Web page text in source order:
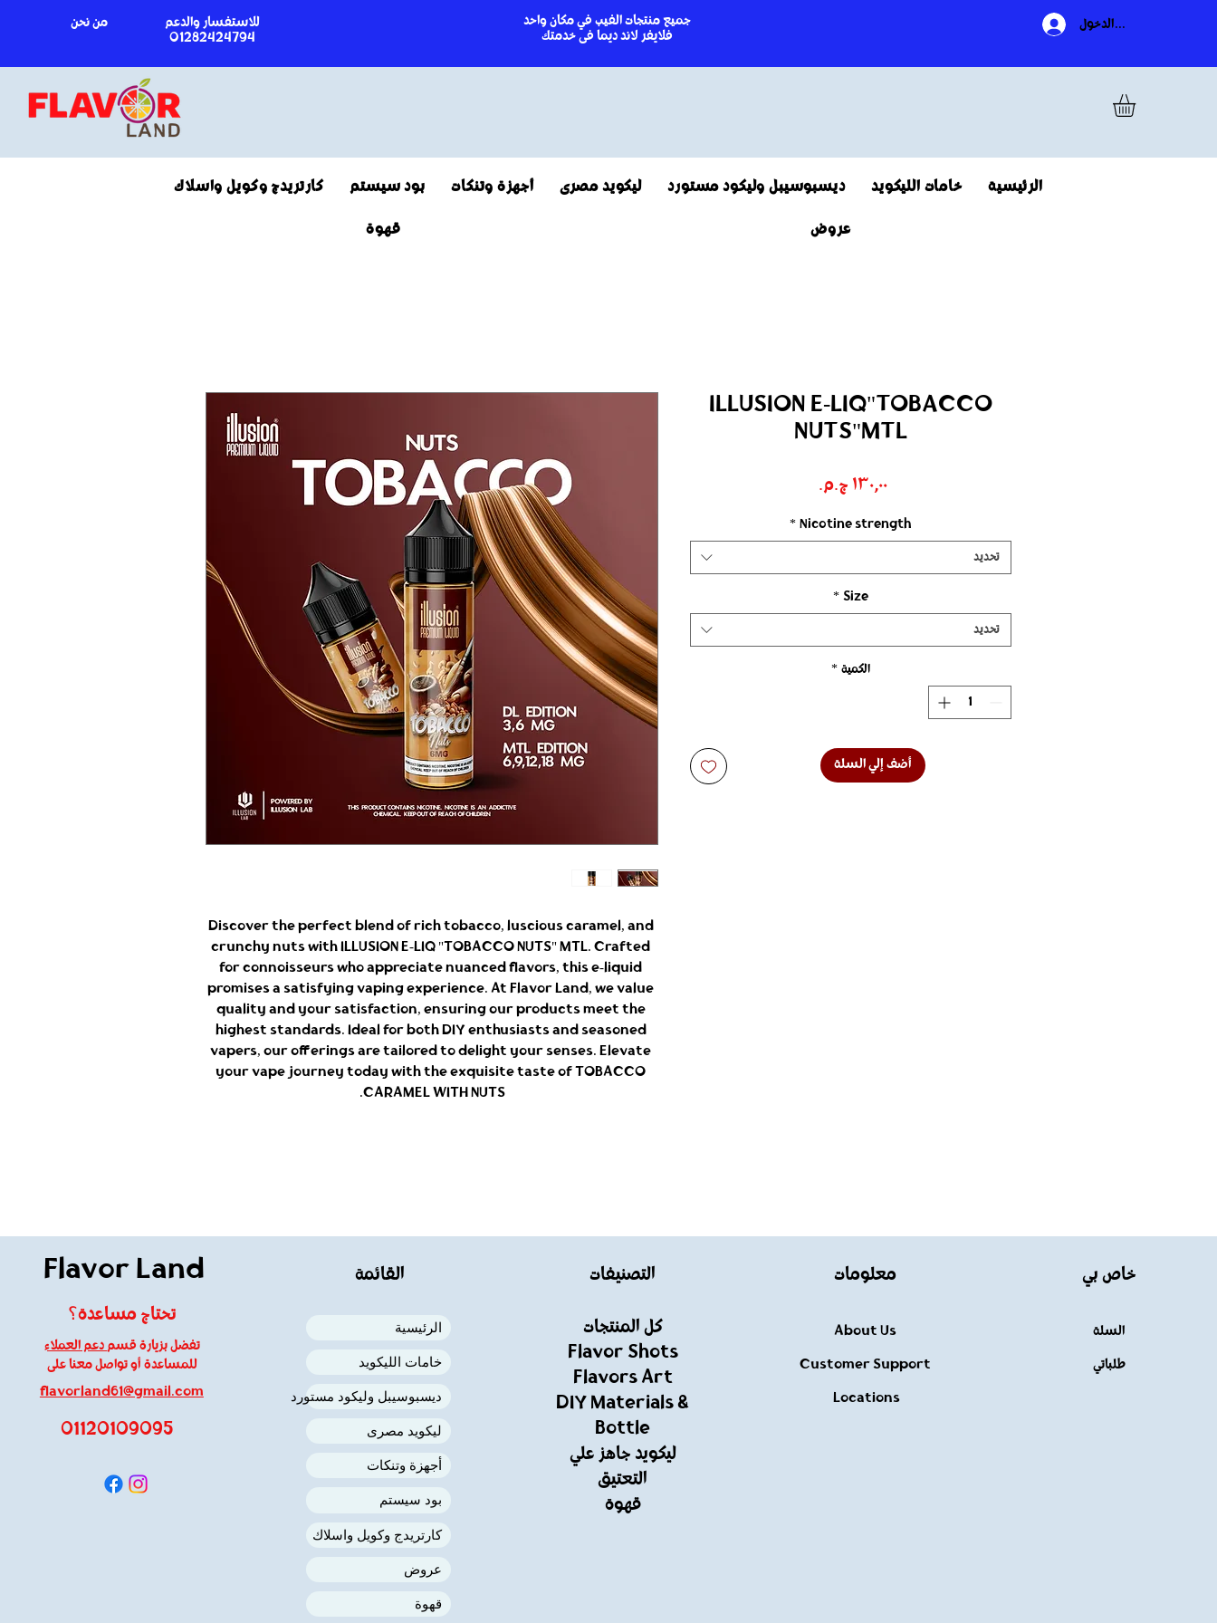
للاستفسار والدعم
01282424794
من نحن
جميع منتجات الفيب في مكان واحد
فلايفر لاند ديما فى خدمتك
تسجيل الدخول
الرئيسية خامات الليكويد ديسبوسيبل وليكود مستورد ليكويد مصرى أجهزة وتنكات بود سيستم كارتريدج وكويل واسلاك
عروض قهوة
Discover the perfect blend of rich tobacco, luscious caramel, and
crunchy nuts with ILLUSION E-LIQ "TOBACCO NUTS" MTL. Crafted
for connoisseurs who appreciate nuanced flavors, this e-liquid
promises a satisfying vaping experience. At Flavor Land, we value
quality and your satisfaction, ensuring our products meet the
highest standards. Ideal for both DIY enthusiasts and seasoned
vapers, our offerings are tailored to delight your senses. Elevate
your vape journey today with the exquisite taste of TOBACCO
CARAMEL WITH NUTS.
ILLUSION E-LIQ"TOBACCO
NUTS"MTL
Nicotine strength
*
تحديد
Size
*
تحديد
الكمية *
أضف إلي السلة
Flavor Land
تحتاج مساعدة؟
تفضل بزيارة قسم دعم العملاء
للمساعدة أو تواصل معنا على
flavorland61@gmail.com
01120109095
القائمة
الرئيسية
خامات الليكويد
ديسبوسيبل وليكود مستورد
ليكويد مصرى
أجهزة وتنكات
بود سيستم
كارتريدج وكويل واسلاك
عروض
قهوة
التصنيفات
كل المنتجات
Flavor Shots
Flavors Art
DIY Materials &
Bottle
ليكويد جاهز علي
التعتيق
قهوة
معلومات
About Us
Customer Support
Locations
خاص بي
السلة
طلباتي